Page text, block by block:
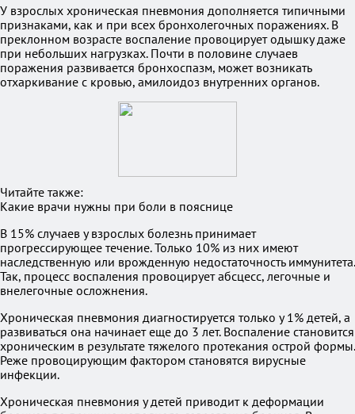
У взрослых хроническая пневмония дополняется типичными
признаками, как и при всех бронхолегочных поражениях. В
преклонном возрасте воспаление провоцирует одышку даже
при небольших нагрузках. Почти в половине случаев
поражения развивается бронхоспазм, может возникать
отхаркивание с кровью, амилоидоз внутренних органов.
Читайте также:
Какие врачи нужны при боли в пояснице
В 15% случаев у взрослых болезнь принимает
прогрессирующее течение. Только 10% из них имеют
наследственную или врожденную недостаточность иммунитета.
Так, процесс воспаления провоцирует абсцесс, легочные и
внелегочные осложнения.
Хроническая пневмония диагностируется только у 1% детей, а
развиваться она начинает еще до 3 лет. Воспаление становится
хроническим в результате тяжелого протекания острой формы.
Реже провоцирующим фактором становятся вирусные
инфекции.
Хроническая пневмония у детей приводит к деформации